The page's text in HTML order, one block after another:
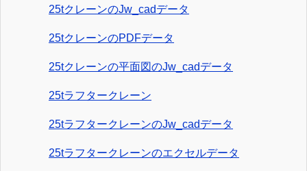
25tクレーンのJw_cadデータ
25tクレーンのPDFデータ
25tクレーンの平面図のJw_cadデータ
25tラフタークレーン
25tラフタークレーンのJw_cadデータ
25tラフタークレーンのエクセルデータ